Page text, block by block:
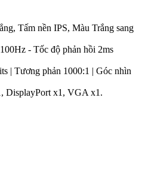
Tấm nền IPS, Màu Trắng sang
- Tốc độ phản hồi 2ms
| Tương phản 1000:1 | Góc nhìn
DisplayPort x1, VGA x1.